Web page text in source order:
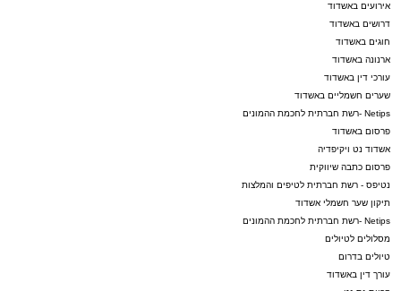
אירועים באשדוד
דרושים באשדוד
חוגים באשדוד
ארנונה באשדוד
עורכי דין באשדוד
שערים חשמליים באשדוד
Netips -רשת חברתית לחכמת ההמונים
פרסום באשדוד
אשדוד נט ויקיפדיה
פרסום כתבה שיווקית
נטיפס - רשת חברתית לטיפים והמלצות
תיקון שער חשמלי אשדוד
Netips -רשת חברתית לחכמת ההמונים
מסלולים לטיולים
טיולים בדרום
עורך דין באשדוד